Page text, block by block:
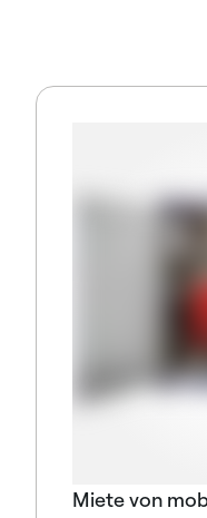
Miete von